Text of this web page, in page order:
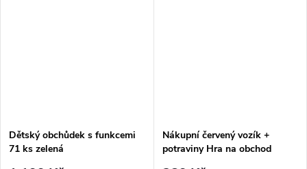
Dětský obchůdek s funkcemi
71 ks zelená
Nákupní červený vozík +
potraviny Hra na obchod